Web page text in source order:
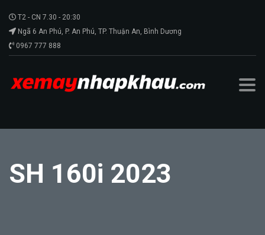
T2 - CN 7.30 - 20:30
Ngã 6 An Phú, P. An Phú, TP. Thuận An, Bình Dương
0967 777 888
SH 160i 2023